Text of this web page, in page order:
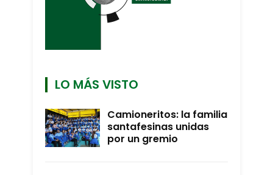
LO MÁS VISTO
Camioneritos: la familia
santafesinas unidas
por un gremio